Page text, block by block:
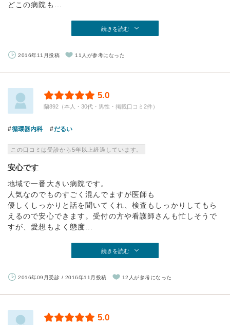
どこの病院も...
続きを読む
2016年11月投稿 11人が参考になった
5.0
蘭892（本人・30代・男性・掲載口コミ2件）
循環器内科 だるい
この口コミは受診から5年以上経過しています。
安心です
地域で一番大きい病院です。
人気なのでものすごく混んでますが医師も
優しくしっかりと話を聞いてくれ、検査もしっかりしてもら
えるので安心できます。受付の方や看護師さんも忙しそうで
すが、愛想もよく態度...
続きを読む
2016年09月受診 / 2016年11月投稿 12人が参考になった
5.0